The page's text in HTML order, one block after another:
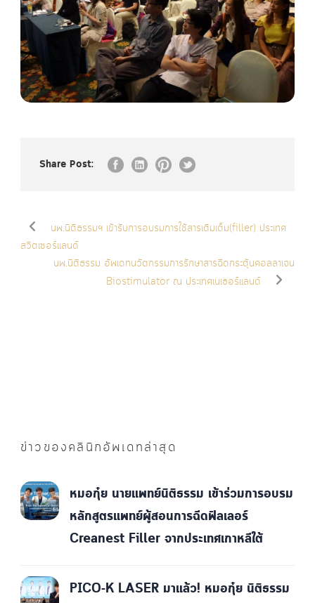
Share Post:
นพ.นิติธรรมฯ เข้ารับการอบรมการใช้สารเติมเต็ม(filler) ประเทศ
สวิตเซอร์แลนด์
นพ.นิติธรรม อัพเดทนวัตกรรมการรักษาสารฉีดกระตุ้นคอลลาเจน
Biostimulator ณ ประเทศเนเธอร์แลนด์
ข่าวของคลินิกอัพเดทล่าสุด
หมอกุ๋ย นายแพทย์นิติธรรม เข้าร่วมการอบรม
หลักสูตรแพทย์ผู้สอนการฉีดฟิลเลอร์
Creanest Filler จากประเทศเกาหลีใต้
PICO-K LASER มาแล้ว! หมอกุ๋ย นิติธรรม